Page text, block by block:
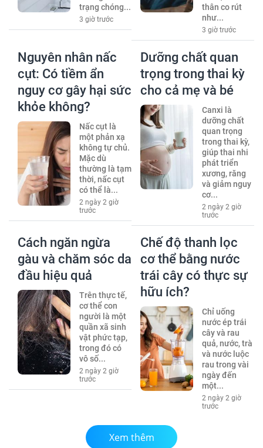
trạng chóng...
3 giờ trước
thân co rút
như...
3 giờ trước
Nguyên nhân nấc
cụt: Có tiềm ẩn
nguy cơ gây hại sức
khỏe không?
Nấc cụt là
một phản xạ
không tự chủ.
Mặc dù
thường là tạm
thời, nấc cụt
có thể là...
2 ngày 2 giờ
trước
Dưỡng chất quan
trọng trong thai kỳ
cho cả mẹ và bé
Canxi là
dưỡng chất
quan trọng
trong thai kỳ,
giúp thai nhi
phát triển
xương, răng
và giảm nguy
cơ...
2 ngày 2 giờ
trước
Cách ngăn ngừa
gàu và chăm sóc da
đầu hiệu quả
Trên thực tế,
cơ thể con
người là một
quần xã sinh
vật phức tạp,
trong đó có
vô số...
2 ngày 2 giờ
trước
Chế độ thanh lọc
cơ thể bằng nước
trái cây có thực sự
hữu ích?
Chỉ uống
nước ép trái
cây và rau
quả, nước, trà
và nước luộc
rau trong vài
ngày đến
một...
2 ngày 2 giờ
trước
Xem thêm